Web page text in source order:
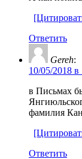
Ответить
Gereh:
10/05/2018 в
в Письмах
фамилия
Ответить